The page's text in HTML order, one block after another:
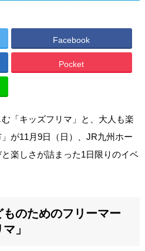
Facebook
Pocket
「キッズフリマ」と、大人も楽
が11月9日（日）、JR九州ホー
楽しさが詰まった1日限りのイベ
のためのフリーマー
」